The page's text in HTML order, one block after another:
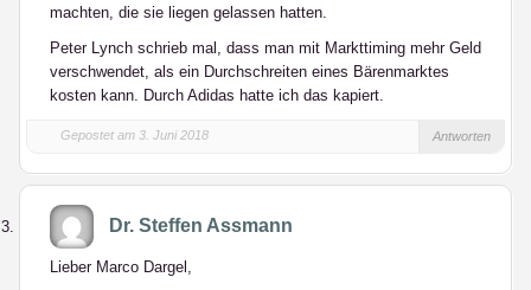
machten, die sie liegen gelassen hatten.
Peter Lynch schrieb mal, dass man mit Markttiming mehr Geld
verschwendet, als ein Durchschreiten eines Bärenmarktes
kosten kann. Durch Adidas hatte ich das kapiert.
Gepostet am 3. Juni 2018 Antworten
Dr. Steffen Assmann
Lieber Marco Dargel,